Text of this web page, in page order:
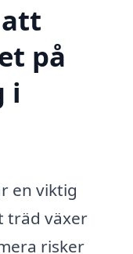
på
i
en viktig
träd växer
risker